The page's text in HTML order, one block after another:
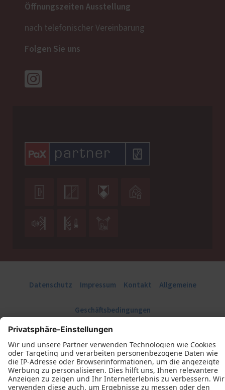
Öffnungszeiten Ausstellung
nach telefonischer Vereinbarung
Folgen Sie uns
  
  
Datenschutz Impressum Kontakt Allgemeine
Geschäftsbedingungen
Tischlerei Schulmeyer © 2026